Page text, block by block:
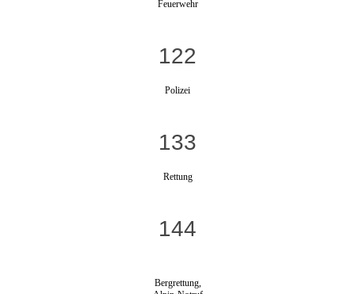
Feuerwehr
122
Polizei
133
Rettung
144
Bergrettung,